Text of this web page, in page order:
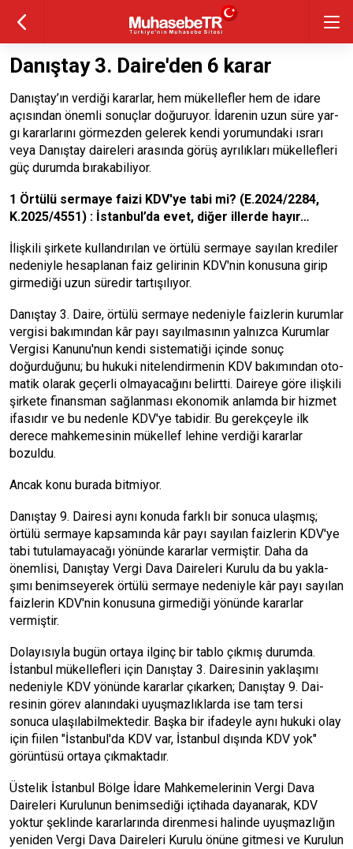
Danıştay 3. Daire'den 6 karar
Danıştay’ın verdiği kararlar, hem mükellefler hem de ida­re
açısından önemli sonuçlar do­ğuruyor. İdarenin uzun süre yar­
gı kararlarını görmezden gelerek kendi yorumundaki ısrarı
veya Danıştay daireleri arasında gö­rüş ayrılıkları mükellefleri
güç durumda bırakabiliyor.
1 Örtülü sermaye fa­izi KDV'ye tabi mi? (E.2024/2284,
K.2025/4551) : İstanbul’da evet, diğer illerde hayır…
İlişkili şirkete kullandırılan ve örtülü sermaye sayılan krediler
ne­deniyle hesaplanan faiz gelirinin KDV'nin konusuna girip
girmediği uzun süredir tartışılıyor.
Danıştay 3. Daire, örtülü sermaye nedeniyle faizlerin kurumlar
vergi­si bakımından kâr payı sayılması­nın yalnızca Kurumlar
Vergisi Ka­nunu'nun kendi sistematiği içinde sonuç
doğurduğunu; bu hukuki nite­lendirmenin KDV bakımından oto­
matik olarak geçerli olmayacağını belirtti. Daireye göre ilişkili
şirke­te finansman sağlanması ekonomik anlamda bir hizmet
ifasıdır ve bu ne­denle KDV'ye tabidir. Bu gerekçeyle ilk
derece mahkemesinin mükellef lehine verdiği kararlar
bozuldu.
Ancak konu burada bitmiyor.
Danıştay 9. Dairesi aynı konu­da farklı bir sonuca ulaşmış;
örtülü sermaye kapsamında kâr payı sayı­lan faizlerin KDV'ye
tabi tutulama­yacağı yönünde kararlar vermiştir. Daha da
önemlisi, Danıştay Vergi Dava Daireleri Kurulu da bu yakla­
şımı benimseyerek örtülü serma­ye nedeniyle kâr payı sayılan
faizle­rin KDV'nin konusuna girmediği yö­nünde kararlar
vermiştir.
Dolayısıyla bugün ortaya ilginç bir tablo çıkmış durumda.
İstanbul mü­kellefleri için Danıştay 3. Dairesinin yaklaşımı
nedeniyle KDV yönünde kararlar çıkarken; Danıştay 9. Dai­
resinin görev alanındaki uyuşmaz­lıklarda ise tam tersi
sonuca ulaşıla­bilmektedir. Başka bir ifadeyle aynı hukuki olay
için fiilen "İstanbul'da KDV var, İstanbul dışında KDV yok"
görüntüsü ortaya çıkmaktadır.
Üstelik İstanbul Bölge İdare Mah­kemelerinin Vergi Dava
Daireleri Kurulunun benimsediği içtihada da­yanarak, KDV
yoktur şeklinde karar­larında direnmesi halinde uyuşmaz­lığın
yeniden Vergi Dava Dairele­ri Kurulu önüne gitmesi ve Kurulun